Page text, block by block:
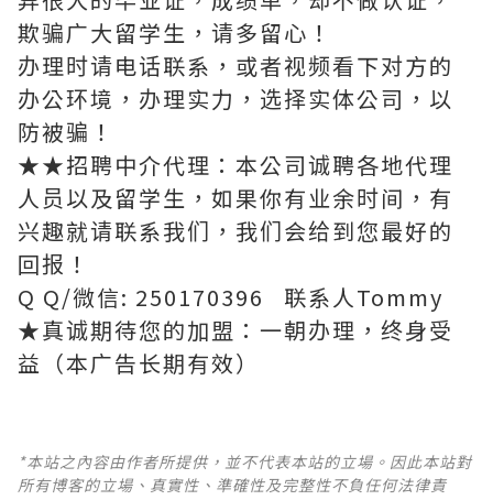
欺骗广大留学生，请多留心！
办理时请电话联系，或者视频看下对方的
办公环境，办理实力，选择实体公司，以
防被骗！
★★招聘中介代理：本公司诚聘各地代理
人员以及留学生，如果你有业余时间，有
兴趣就请联系我们，我们会给到您最好的
回报！
Q Q/微信: 250170396 联系人Tommy
★真诚期待您的加盟：一朝办理，终身受
益（本广告长期有效）
*本站之內容由作者所提供，並不代表本站的立場。因此本站對
所有博客的立場、真實性、準確性及完整性不負任何法律責